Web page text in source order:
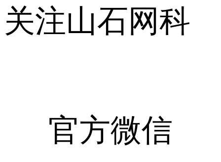
关注山石网科
官方微信